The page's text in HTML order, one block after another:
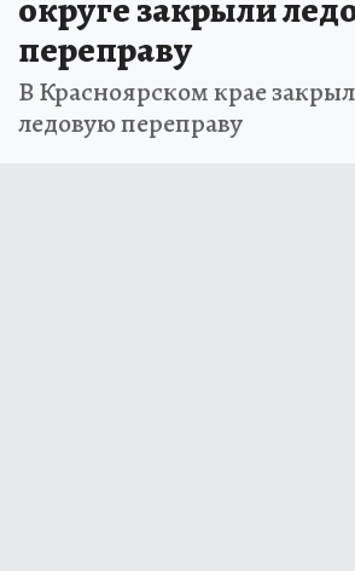
переправу
В Красноярском крае
ледовую переправу